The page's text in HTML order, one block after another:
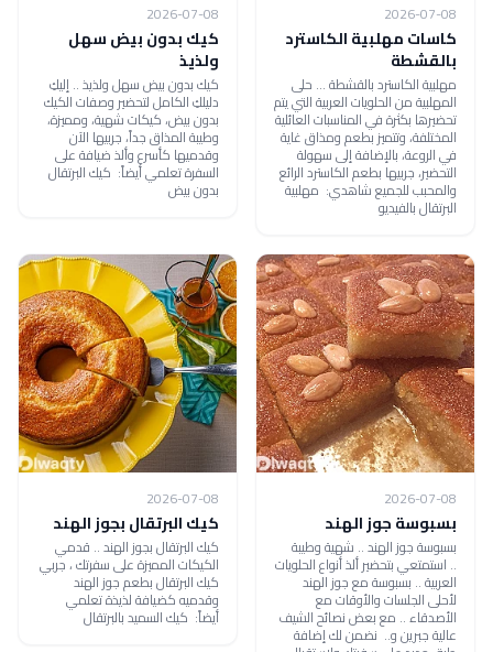
2026-07-08
كاسات مهلبية الكاسترد
بالقشطة
مهلبية الكاسترد بالقشطة ... حلى
المهلبية من الحلويات العربية التي يتم
تحضيرها بكثرة في المناسبات العائلية
المختلفة، وتتميز بطعم ومذاق غاية
في الروعة، بالإضافة إلى سهولة
التحضير، جربيها بطعم الكاسترد الرائع
والمحبب للجميع شاهدي: مهلبية
البرتقال بالفيديو
2026-07-08
كيك بدون بيض سهل
ولذيذ
كيك بدون بيض سهل ولذيذ .. إليكِ
دليلكِ الكامل لتحضير وصفات الكيك
بدون بيض، كيكات شهية، ومميزة،
وطيبة المذاق جداً، جربيها الآن
وقدميها كأسرع وألذ ضيافة على
السفرة تعلمي أيضاً: كيك البرتقال
بدون بيض
2026-07-08
بسبوسة جوز الهند
بسبوسة جوز الهند .. شهية وطيبة
.. استمتعي بتحضير ألذ أنواع الحلويات
العربية .. بسبوسة مع جوز الهند
لأحلى الجلسات والأوقات مع
الأصدقاء .. مع بعض نصائح الشيف
عالية جبرين و.. نضمن لك إضافة
2026-07-08
كيك البرتقال بجوز الهند
كيك البرتقال بجوز الهند .. قدمي
الكيكات المميزة على سفرتك ، جربي
كيك البرتقال بطعم جوز الهند
وقدميه كضيافة لذيذة تعلمي
أيضاً: كيك السميد بالبرتقال